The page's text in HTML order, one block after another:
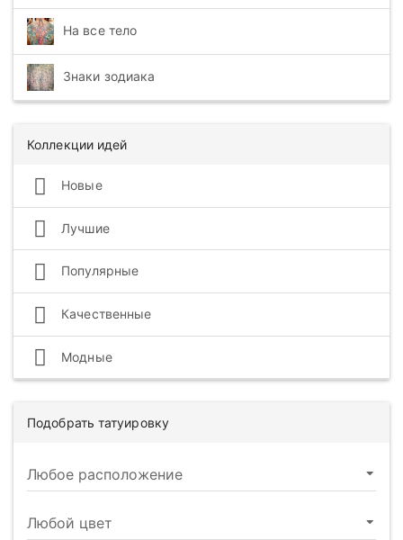
На все тело
Знаки зодиака
Коллекции идей
Новые
Лучшие
Популярные
Качественные
Модные
Подобрать татуировку